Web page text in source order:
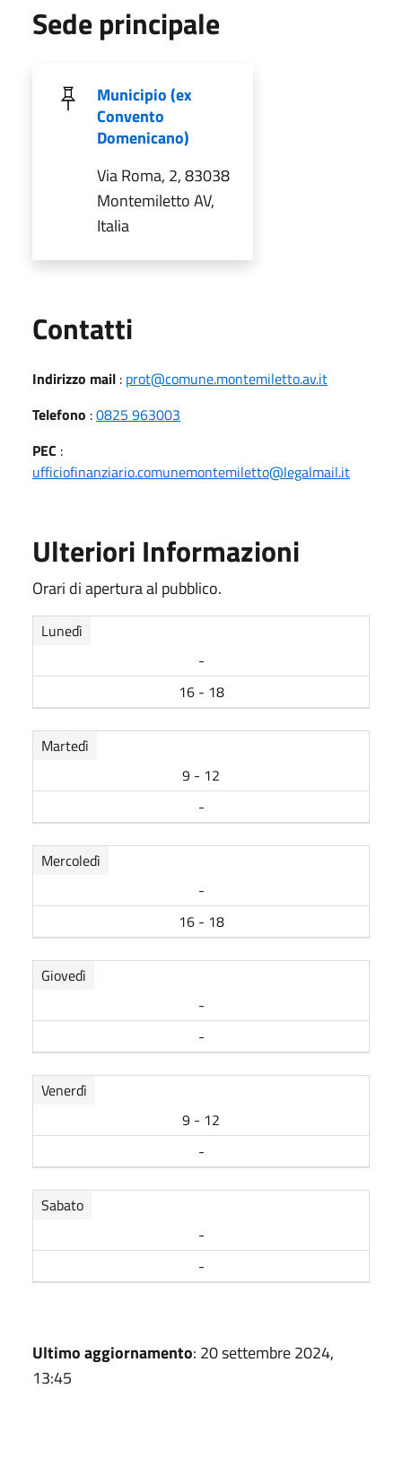
Sede principale
Municipio (ex
Convento
Domenicano)
Via Roma, 2, 83038
Montemiletto AV,
Italia
Contatti
Indirizzo mail : prot@comune.montemiletto.av.it
Telefono :0825 963003
PEC :
ufficiofinanziario.comunemontemiletto@legalmail.it
Ulteriori Informazioni
Orari di apertura al pubblico.
Lunedì
-
16 - 18
Martedì
9 - 12
-
Mercoledì
-
16 - 18
Giovedì
-
-
Venerdì
9 - 12
-
Sabato
-
-
Ultimo aggiornamento: 20 settembre 2024,
13:45